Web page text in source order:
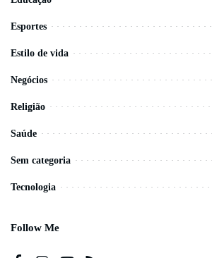
Esportes
Estilo de vida
Negócios
Religião
Saúde
Sem categoria
Tecnologia
Follow Me